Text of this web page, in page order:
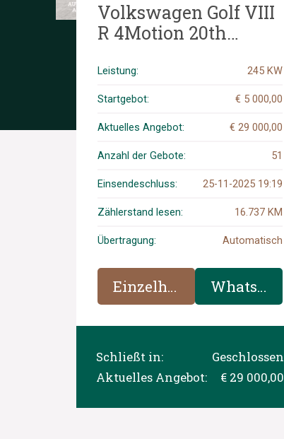
Volkswagen Golf VIII
R 4Motion 20th
AKRAPOVIC- 2.0 TSI
333hp 2023 LIMITED
REGISTRIERUNG
Leistung: 245 KW
Startgebot: € 5 000,00
Aktuelles Angebot: € 29 000,00
Anzahl der Gebote: 51
Einsendeschluss: 25-11-2025 19:19
Zählerstand lesen: 16.737 KM
Übertragung: Automatisch
Einzelheiten WhatsApp
Schließt in:
Geschlossen
Aktuelles Angebot:
€ 29 000,00